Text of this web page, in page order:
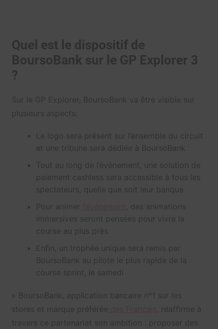
Quel est le dispositif de
BoursoBank sur le GP Explorer 3
?
Sur le GP Explorer, BoursoBank va être visible sur
plusieurs aspects:
Le logo sera présent sur l’ensemble du circuit
et une tribune sera dédiée à BoursoBank
Tout au long de l’événement, une solution de
paiement cashless sera accessible à tous les
spectateurs, quelle que soit leur banque
Pour animer
, des animations
immersives seront pensées pour vivre la
course au plus près
Enfin, un trophée unique sera remis par
BoursoBank au pilote le plus rapide de la
course sprint, le samedi
« BoursoBank, application bancaire n°1 sur les
stores et marque préférée
, réaffirme à
travers ce partenariat son ambition : proposer des